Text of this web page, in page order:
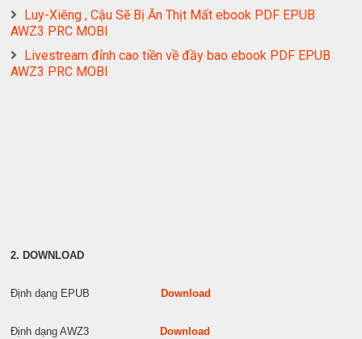
Luy-Xiêng , Cậu Sẽ Bị Ăn Thịt Mất ebook PDF EPUB
AWZ3 PRC MOBI
Livestream đỉnh cao tiền về đầy bao ebook PDF EPUB
AWZ3 PRC MOBI
2. DOWNLOAD
Định dạng EPUB Download
Định dạng AWZ3 Download